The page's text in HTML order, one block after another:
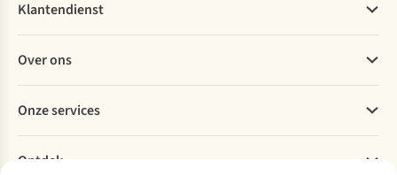
Klantendienst
Bestellen
Betalen
Levering
Retourneren
Bestelling herroepen
Over ons
Explore More
Verantwoord ondernemen
Over Ayacucho
Onze services
Ontdek